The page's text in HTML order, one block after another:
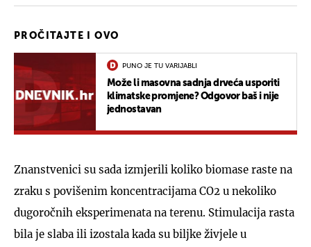
PROČITAJTE I OVO
PUNO JE TU VARIJABLI
Može li masovna sadnja drveća usporiti
klimatske promjene? Odgovor baš i nije
jednostavan
Znanstvenici su sada izmjerili koliko biomase raste na
zraku s povišenim koncentracijama CO2 u nekoliko
dugoročnih eksperimenata na terenu. Stimulacija rasta
bila je slaba ili izostala kada su biljke živjele u